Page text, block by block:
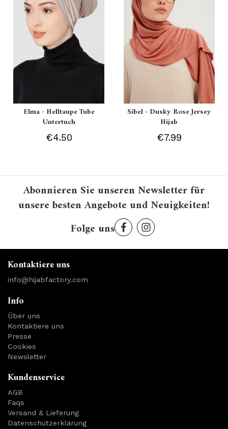
Elma - Helltaupe Tube
Untertuch
€4.50
Sibel - Dusky Rose Jersey
Hijab
€7.99
Abonnieren Sie unseren Newsletter für
unsere besten Angebote und Neuigkeiten!
Folge uns
Kontaktiere uns
info@hijabfactory.com
Info
Über uns
Kontaktiere uns
Presse
Cookies
Newsletter
Kundenservice
AGB
Faqs
Versand & Lieferung
Datenschutzerklärung